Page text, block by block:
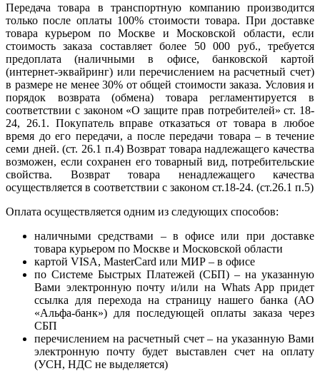
Передача товара в транспортную компанию производится
только после оплаты 100% стоимости товара. При доставке
товара курьером по Москве и Московской области, если
стоимость заказа составляет более 50 000 руб., требуется
предоплата (наличными в офисе, банковской картой
(интернет-эквайринг) или перечислением на расчетный счет)
в размере не менее 30% от общей стоимости заказа. Условия и
порядок возврата (обмена) товара регламентируется в
соответствии с законом «О защите прав потребителей» ст. 18-
24, 26.1. Покупатель вправе отказаться от товара в любое
время до его передачи, а после передачи товара – в течение
семи дней. (ст. 26.1 п.4) Возврат товара надлежащего качества
возможен, если сохранен его товарный вид, потребительские
свойства. Возврат товара ненадлежащего качества
осуществляется в соответствии с законом ст.18-24. (ст.26.1 п.5)
Оплата осуществляется одним из следующих способов:
наличными средствами – в офисе или при доставке
товара курьером по Москве и Московской области
картой VISA, MasterCard или МИР – в офисе
по Системе Быстрых Платежей (СБП) – на указанную
Вами электронную почту и/или на Whats App придет
ссылка для перехода на страницу нашего банка (АО
«Альфа-банк») для последующей оплаты заказа через
СБП
перечислением на расчетный счет – на указанную Вами
электронную почту будет выставлен счет на оплату
(УСН, НДС не выделяется)